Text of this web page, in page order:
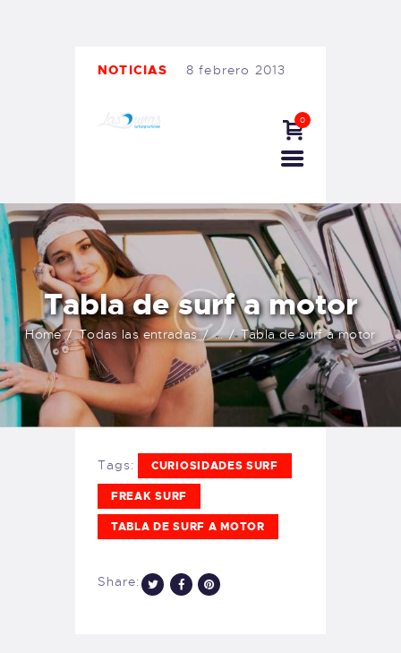
PEDIDOS
NOTICIAS 8 febrero 2013
0
Tabla de surf a motor
Home Todas las entradas ... Tabla de surf a motor
Tags: CURIOSIDADES SURF
FREAK SURF
TABLA DE SURF A MOTOR
Share: